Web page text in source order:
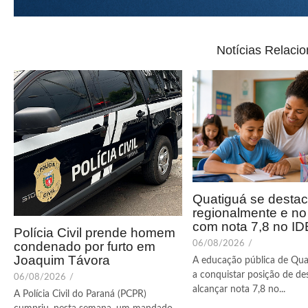
Notícias
Polícia Civil prende homem
condenado por furto em
Joaquim Távora
06/08/2026 /
A Polícia Civil do Paraná (PCPR)
Quatiguá se
regionalmente e
com nota 7,8 no
06/08/2026 /
A educação pública de
a conquistar posição de
alcançar nota 7,8 no...